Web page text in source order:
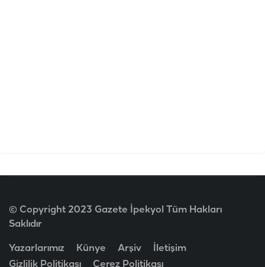
© Copyright 2023 Gazete İpekyol Tüm Hakları
Saklıdır
Yazarlarımız Künye Arşiv
İletişim
Gizlilik Politikası
Çerez Politikası